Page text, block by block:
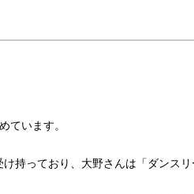
ています。
持っており、大野さんは「ダンスリ